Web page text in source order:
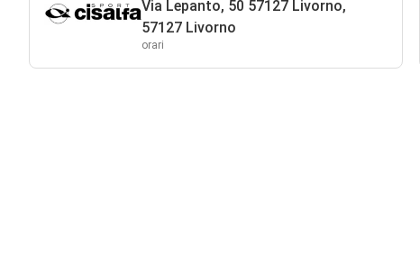
Via Lepanto, 50 57127 Livorno,
57127 Livorno
orari